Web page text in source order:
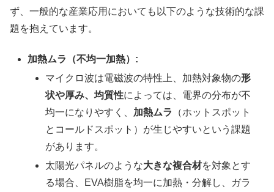
ず、一般的な産業応用においても以下のような技術的な課
題を抱えています。
加熱ムラ（不均一加熱）:
マイクロ波は電磁波の特性上、加熱対象物の形
状や厚み、均質性によっては、電界の分布が不
均一になりやすく、 加熱ムラ
（ホットスポット
とコールドスポット）が生じやすいという課題
があります。
太陽光パネルのような大きな複合材を対象とす
る場合、EVA樹脂を均一に加熱・分解し、ガラ